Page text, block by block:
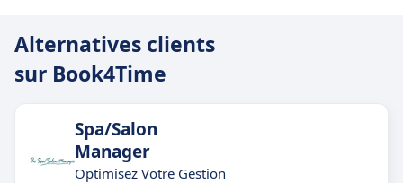
Alternatives clients
sur Book4Time
Spa/Salon
Manager
Optimisez Votre Gestion